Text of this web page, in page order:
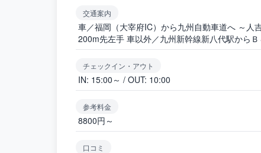
交通案内
車／福岡（大宰府IC）から九州自動車道へ ～人
200m先左手 車以外／九州新幹線新八代駅から
チェックイン・アウト
IN: 15:00～ / OUT: 10:00
参考料金
8800円～
口コミ